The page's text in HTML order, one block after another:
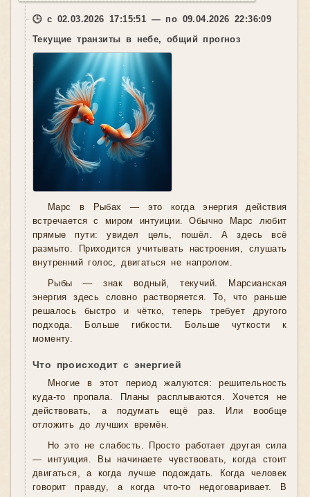
🕒 с 02.03.2026 17:15:51 — по 09.04.2026 22:36:09
Текущие транзиты в небе, общий прогноз
Марс в Рыбах — это когда энергия действия
встречается с миром интуиции. Обычно Марс любит
прямые пути: увидел цель, пошёл. А здесь всё
размыто. Приходится учитывать настроения, слушать
внутренний голос, двигаться не напролом.
Рыбы — знак водный, текучий. Марсианская
энергия здесь словно растворяется. То, что раньше
решалось быстро и чётко, теперь требует другого
подхода. Больше гибкости. Больше чуткости к
моменту.
Что происходит с энергией
Многие в этот период жалуются: решительность
куда-то пропала. Планы расплываются. Хочется не
действовать, а подумать ещё раз. Или вообще
отложить до лучших времён.
Но это не слабость. Просто работает другая сила
— интуиция. Вы начинаете чувствовать, когда стоит
двигаться, а когда лучше подождать. Когда человек
говорит правду, а когда что-то недоговаривает. В